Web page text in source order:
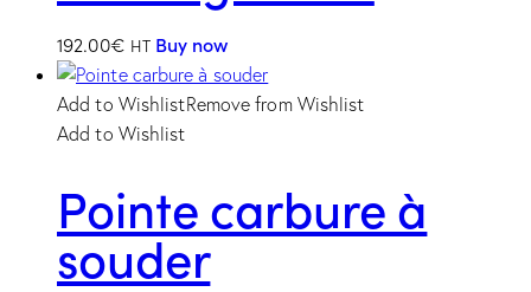
192.00€ HT Buy now
Add to WishlistRemove from Wishlist
Add to Wishlist
Pointe carbure à
souder